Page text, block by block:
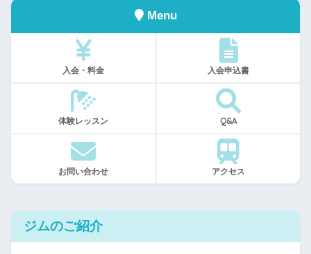
Menu
入会・料金 入会申込書
体験レッスン Q&A
お問い合わせ アクセス
ジムのご紹介